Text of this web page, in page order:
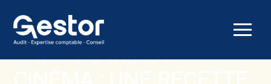
Aller
au
Créer et reprendre une activité
Gérer votre quotidien
Comptabilité
Fiscalité
CRÉDIT D’IMPÔT